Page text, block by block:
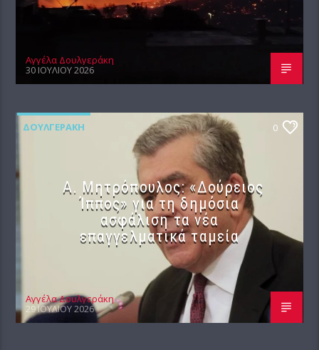
Αγγέλα Δουλγεράκη
30 ΙΟΥΛΊΟΥ 2026
ΔΟΥΛΓΕΡΆΚΗ 0
Α. Μητρόπουλος: «Δούρειος
Ίππος» για τη δημόσια
ασφάλιση τα νέα
επαγγελματικά ταμεία
Αγγέλα Δουλγεράκη
29 ΙΟΥΛΊΟΥ 2026